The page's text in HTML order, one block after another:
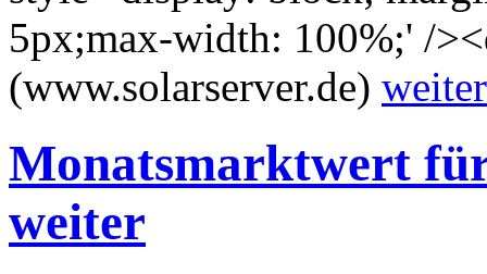
5px;max-width: 100%;' /
(www.solarserver.de) weiter
Monatsmarktwert
weiter